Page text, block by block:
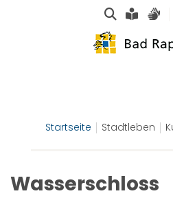
Suche
Startseite Stadtleben
Wasserschloss